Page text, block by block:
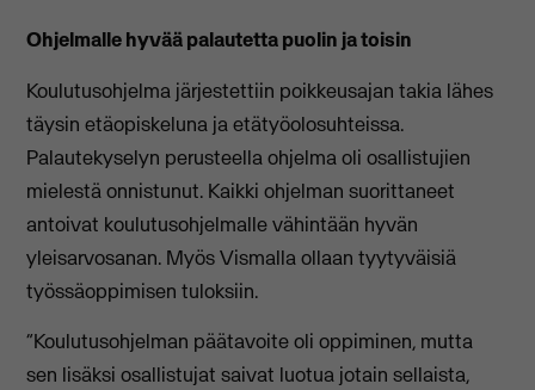
Ohjelmalle hyvää palautetta puolin ja toisin
Koulutusohjelma järjestettiin poikkeusajan takia lähes
täysin etäopiskeluna ja etätyöolosuhteissa.
Palautekyselyn perusteella ohjelma oli osallistujien
mielestä onnistunut. Kaikki ohjelman suorittaneet
antoivat koulutusohjelmalle vähintään hyvän
yleisarvosanan. Myös Vismalla ollaan tyytyväisiä
työssäoppimisen tuloksiin.
“Koulutusohjelman päätavoite oli oppiminen, mutta
sen lisäksi osallistujat saivat luotua jotain sellaista,